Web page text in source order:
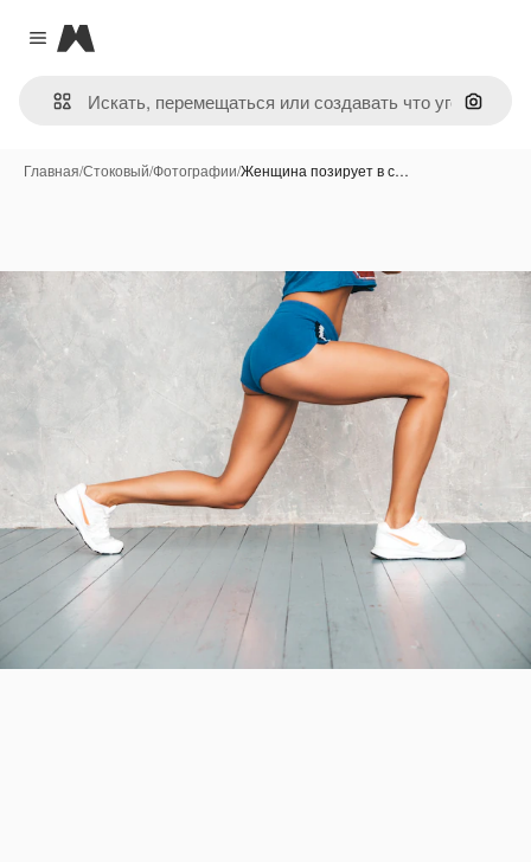
Close menu
Magnific
Поиск
Главная/Стоковый/Фотографии/Женщина позирует в с…